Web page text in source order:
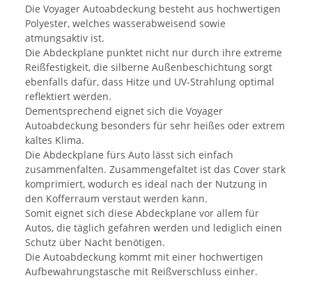
Die Voyager Autoabdeckung besteht aus hochwertigen
Polyester, welches wasserabweisend sowie
atmungsaktiv ist.
Die Abdeckplane punktet nicht nur durch ihre extreme
Reißfestigkeit, die silberne Außenbeschichtung sorgt
ebenfalls dafür, dass Hitze und UV-Strahlung optimal
reflektiert werden.
Dementsprechend eignet sich die Voyager
Autoabdeckung besonders für sehr heißes oder extrem
kaltes Klima.
Die Abdeckplane fürs Auto lässt sich einfach
zusammenfalten. Zusammengefaltet ist das Cover stark
komprimiert, wodurch es ideal nach der Nutzung in
den Kofferraum verstaut werden kann.
Somit eignet sich diese Abdeckplane vor allem für
Autos, die täglich gefahren werden und lediglich einen
Schutz über Nacht benötigen.
Die Autoabdeckung kommt mit einer hochwertigen
Aufbewahrungstasche mit Reißverschluss einher.